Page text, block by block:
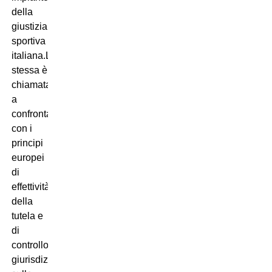
della
giustizia
sportiva
italiana.La
stessa è
chiamata
a
confrontarsi
con i
principi
europei
di
effettività
della
tutela e
di
controllo
giurisdizionale